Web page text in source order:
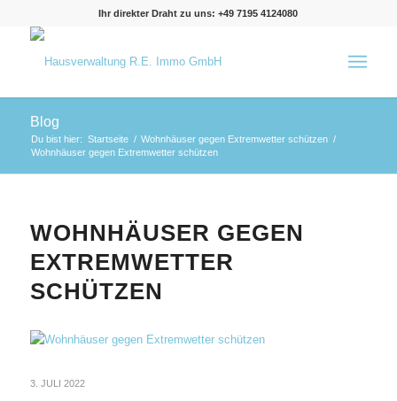
Ihr direkter Draht zu uns: +49 7195 4124080
Blog
Du bist hier: Startseite / Wohnhäuser gegen Extremwetter schützen /
Wohnhäuser gegen Extremwetter schützen
WOHNHÄUSER GEGEN
EXTREMWETTER
SCHÜTZEN
3. JULI 2022